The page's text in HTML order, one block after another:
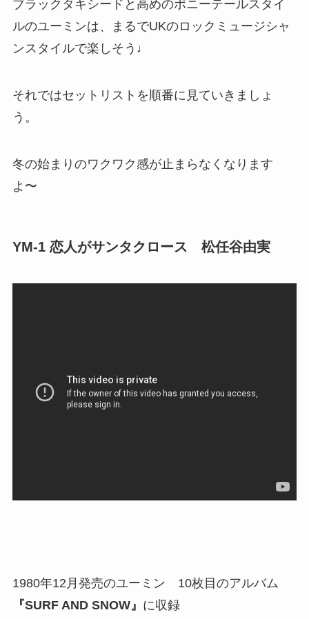
ブラックタキシードと高めのポニーテールスタイ
ルのユーミンは、まるでUKのロックミュージシャ
ンスタイルで楽しそう♩
それではセットリストを順番に見ていきましょ
う。
冬の始まりのワクワク感が止まらなくなります
よ〜
YM-1 恋人がサンタクロース 松任谷由実
1980年12月発売のユーミン 10枚目のアルバム
『SURF AND SNOW』 に収録